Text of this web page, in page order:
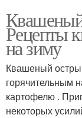
Рецепты
на зиму
Квашеный
горячительным
картофелю .
некоторых